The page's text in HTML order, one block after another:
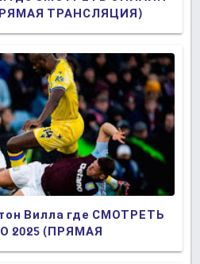
ТРАНСЛЯЦИЯ)
Вилла где СМОТРЕТЬ
(ПРЯМАЯ